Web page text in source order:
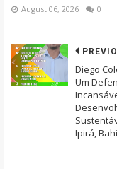
August 06, 2026 0
Diego
Um
Ipirá,